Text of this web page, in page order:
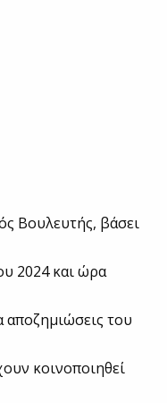
Βουλευτής, βάσει
2024 και ώρα
αποζημιώσεις του
κοινοποιηθεί